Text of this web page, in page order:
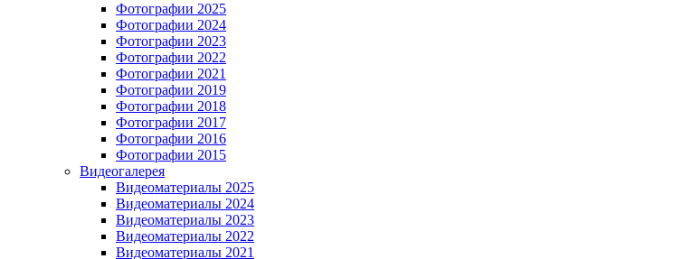
Фотографии 2025
Фотографии 2024
Фотографии 2023
Фотографии 2022
Фотографии 2021
Фотографии 2019
Фотографии 2018
Фотографии 2017
Фотографии 2016
Фотографии 2015
Видеогалерея
Видеоматериалы 2025
Видеоматериалы 2024
Видеоматериалы 2023
Видеоматериалы 2022
Видеоматериалы 2021